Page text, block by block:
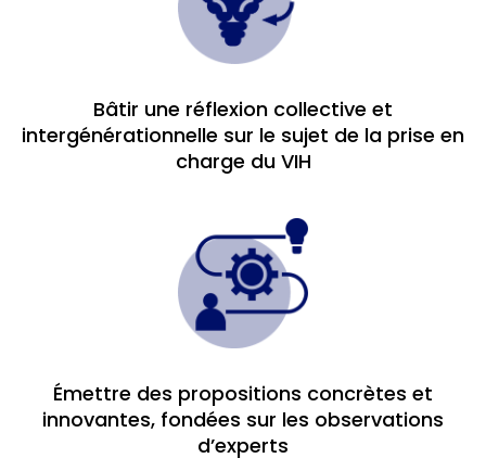
Bâtir une réflexion collective et
intergénérationnelle sur le sujet de la prise en
charge du VIH
Émettre des propositions concrètes et
innovantes, fondées sur les observations
d’experts